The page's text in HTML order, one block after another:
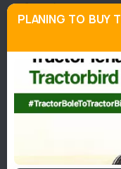
ईंधन टैंक क्षमता
फार्मट्रैक एग्जीक्यूटिव
दिया गया है। इससे
लगातार कार्य कर
साबित होता है।
इस ट्रैक्टर में आगे
PLANING TO BUY